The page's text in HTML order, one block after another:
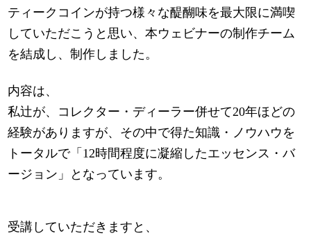
ティークコインが持つ様々な醍醐味を最大限に満喫
していただこうと思い、本ウェビナーの制作チーム
を結成し、制作しました。
内容は、
私辻が、コレクター・ディーラー併せて20年ほどの
経験がありますが、その中で得た知識・ノウハウを
トータルで「12時間程度に凝縮したエッセンス・バ
ージョン」となっています。
受講していただきますと、